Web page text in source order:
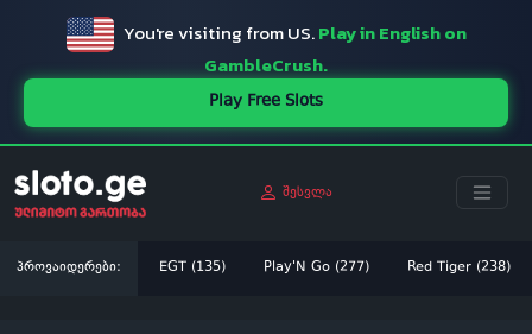
You're visiting from US.Play in English on
GambleCrush.
Play Free Slots
შესვლა
პროვაიდერები: EGT (135) Play'N Go (277) Red Tiger (238)